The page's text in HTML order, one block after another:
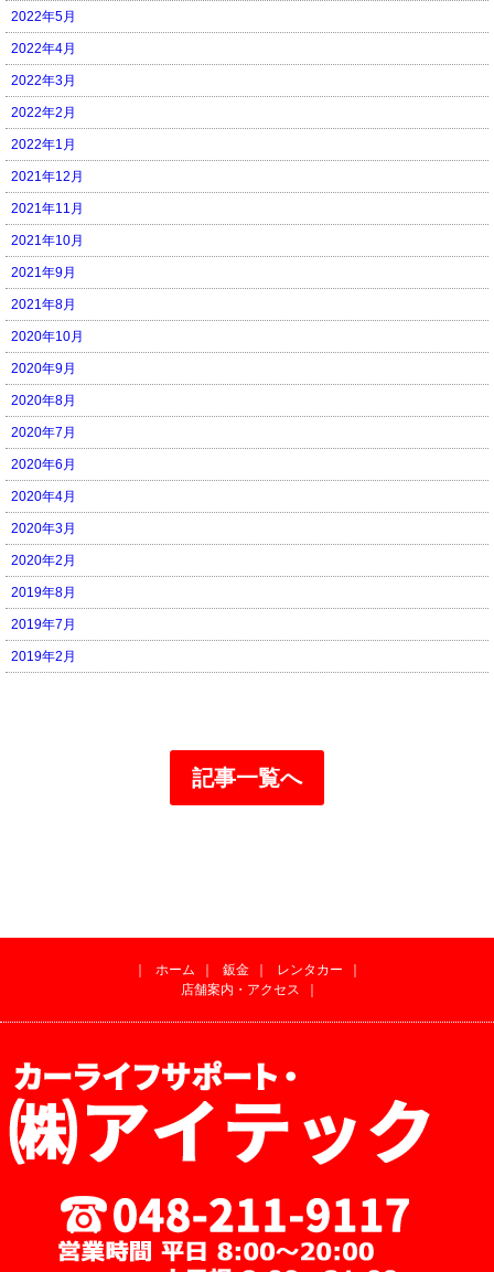
2022年5月
2022年4月
2022年3月
2022年2月
2022年1月
2021年12月
2021年11月
2021年10月
2021年9月
2021年8月
2020年10月
2020年9月
2020年8月
2020年7月
2020年6月
2020年4月
2020年3月
2020年2月
2019年8月
2019年7月
2019年2月
記事一覧へ
｜ ホーム ｜ 鈑金 ｜ レンタカー
｜
店舗案内・アクセス
｜